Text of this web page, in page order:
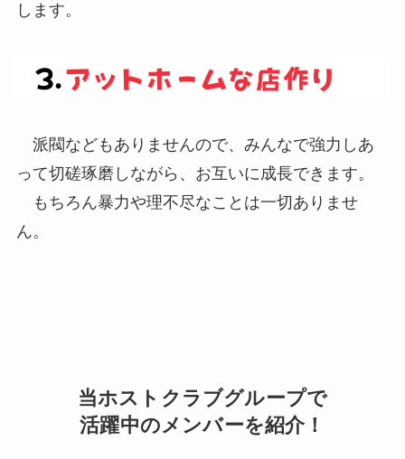
します。
派閥などもありませんので、みんなで強力しあ
って切磋琢磨しながら、お互いに成長できます。
もちろん暴力や理不尽なことは一切ありませ
ん。
当ホストクラブグループで
活躍中のメンバーを紹介！